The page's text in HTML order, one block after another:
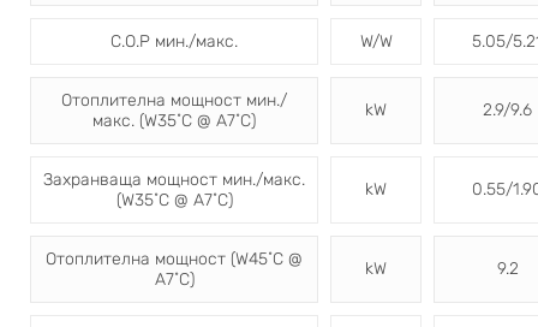
C.O.P мин./макс. W/W 5.05/
Отоплителна мощност мин./
макс. (W35˚C @ A7˚C)
kW 2.9/9.6
Захранваща мощност мин./макс.
(W35˚C @ A7˚C)
kW 0.55/
Отоплителна мощност (W45˚C @
A7˚C)
kW 9.2